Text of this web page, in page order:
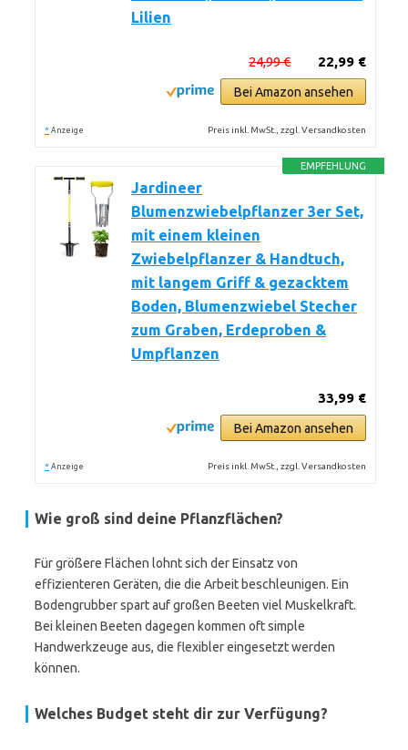
Lilien
22,99 €
24,99 €
Bei Amazon ansehen
* Anzeige Preis inkl. MwSt., zzgl. Versandkosten
EMPFEHLUNG
Jardineer
Blumenzwiebelpflanzer 3er Set,
mit einem kleinen
Zwiebelpflanzer & Handtuch,
mit langem Griff & gezacktem
Boden, Blumenzwiebel Stecher
zum Graben, Erdeproben &
Umpflanzen
33,99 €
Bei Amazon ansehen
* Anzeige Preis inkl. MwSt., zzgl. Versandkosten
Wie groß sind deine Pflanzflächen?
Für größere Flächen lohnt sich der Einsatz von
effizienteren Geräten, die die Arbeit beschleunigen. Ein
Bodengrubber spart auf großen Beeten viel Muskelkraft.
Bei kleinen Beeten dagegen kommen oft simple
Handwerkzeuge aus, die flexibler eingesetzt werden
können.
Welches Budget steht dir zur Verfügung?